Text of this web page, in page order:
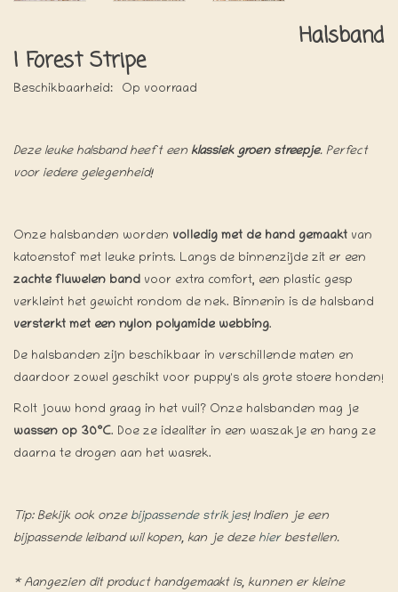
Halsband
| Forest Stripe
Beschikbaarheid: Op voorraad
Deze leuke halsband heeft een klassiek groen streepje. Perfect
voor iedere gelegenheid!
Onze halsbanden worden volledig met de hand gemaakt van
katoenstof met leuke prints. Langs de binnenzijde zit er een
zachte fluwelen band voor extra comfort, een plastic gesp
verkleint het gewicht rondom de nek. Binnenin is de halsband
versterkt met een nylon polyamide webbing.
De halsbanden zijn beschikbaar in verschillende maten en
daardoor zowel geschikt voor puppy's als grote stoere honden!
Rolt jouw hond graag in het vuil? Onze halsbanden mag je
wassen op 30°C. Doe ze idealiter in een waszakje en hang ze
daarna te drogen aan het wasrek.
Tip: Bekijk ook onze bijpassende strikjes! Indien je een
bijpassende leiband wil kopen, kan je deze hierbestellen.
* Aangezien dit product handgemaakt is, kunnen er kleine